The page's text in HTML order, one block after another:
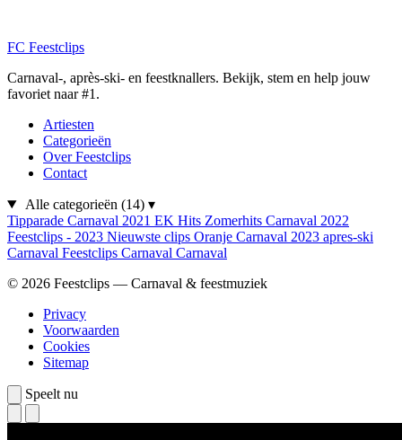
FC Feestclips
Carnaval-, après-ski- en feestknallers. Bekijk, stem en help jouw
favoriet naar #1.
Artiesten
Categorieën
Over Feestclips
Contact
Alle categorieën (14) ▾
Tipparade Carnaval 2021 EK Hits Zomerhits Carnaval 2022
Feestclips - 2023 Nieuwste clips Oranje Carnaval 2023 apres-ski
Carnaval Feestclips Carnaval Carnaval
© 2026 Feestclips — Carnaval & feestmuziek
Privacy
Voorwaarden
Cookies
Sitemap
Speelt nu